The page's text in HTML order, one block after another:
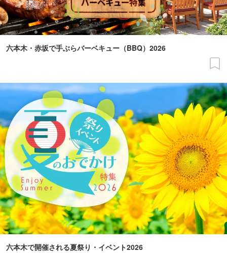
六本木・赤坂で手ぶらバーベキュー（BBQ）2026
六本木で開催される夏祭り・イベント2026